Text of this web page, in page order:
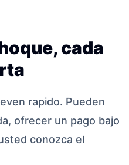
cada
rapido. Pueden
ofrecer un pago bajo
conozca el